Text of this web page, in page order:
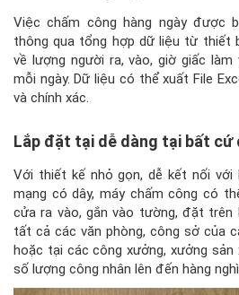
Việc chấm công hàng ngày được
thông qua tổng hợp dữ liệu từ thiết
về lượng người ra, vào, giờ giấc
mỗi ngày. Dữ liệu có thể xuất File
và chính xác.
Lắp đặt tại dễ dàng tại bất cứ
Với thiết kế nhỏ gọn, dễ kết nối
mạng có dây, máy chấm công có
cửa ra vào, gắn vào tường, đặt trên
tất cả các văn phòng, công sở của
hoặc tại các công xưởng, xưởng sản
số lượng công nhân lên đến hàng